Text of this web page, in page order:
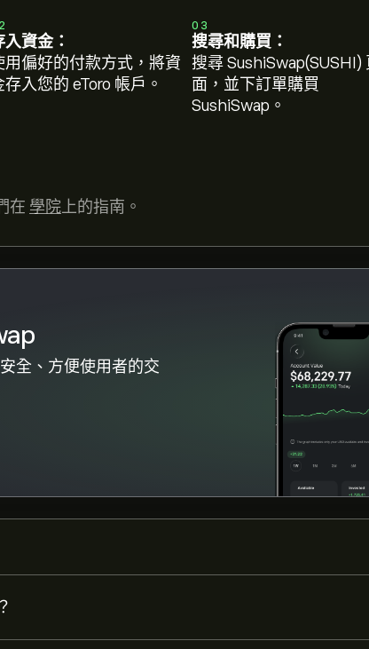
入資金：
用偏好的付款方式，將資
存入您的 eToro 帳戶。
03
搜尋和購買：
搜尋 SushiSwap(SUSHI)
面，並下訂單購買
SushiSwap。
在 學院上的指南。
全、方便使用者的交
美元
1W」時間範圍，並縮小以檢視SushiSwap 的歷史價
介於 ‎$‎-0.75 之間。